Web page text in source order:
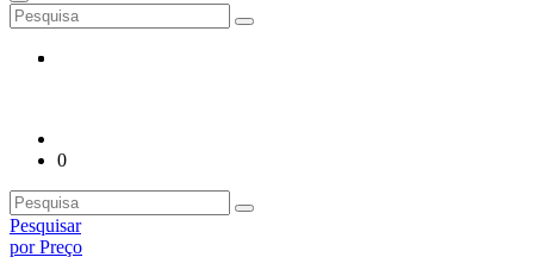
0
Pesquisar
por Preço